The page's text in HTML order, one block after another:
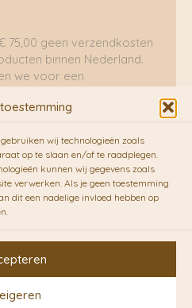
wij technologieën zoals
op te slaan en/of te raadplegen.
kunnen wij gegevens zoals
verwerken. Als je geen toestemming
dit een nadelige invloed hebben op
75,00 geen verzendkosten
binnen Nederland.
we voor een
de duurzame bezorgdienst
(mits voorradig) voor
doordeweekse dag,
dezelfde dag in de
de volgende dag. En
de fiets!!